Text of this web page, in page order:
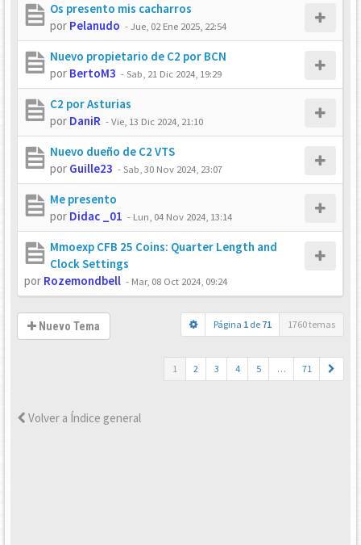
Os presento mis cacharros
por Pelanudo -Jue, 02 Ene 2025, 22:54
Nuevo propietario de C2 por BCN
por BertoM3 -Sab, 21 Dic 2024, 19:29
C2 por Asturias
por DaniR -Vie, 13 Dic 2024, 21:10
Nuevo dueño de C2 VTS
por Guille23 -Sab, 30 Nov 2024, 23:07
Me presento
por Didac _01 - Lun, 04 Nov 2024, 13:14
Mmoexp CFB 25 Coins: Quarter Length and
Clock Settings
por Rozemondbell - Mar, 08 Oct 2024, 09:24
Nuevo Tema Página 1 de 71 1760 temas
1 2 3 4 5 … 71
Volver a Índice general